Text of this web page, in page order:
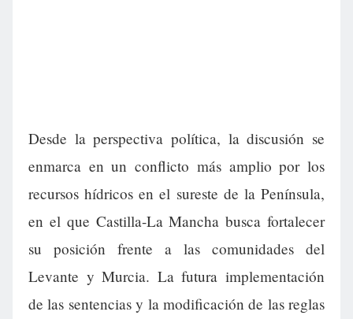
Desde la perspectiva política, la discusión se
enmarca en un conflicto más amplio por los
recursos hídricos en el sureste de la Península,
en el que Castilla-La Mancha busca fortalecer
su posición frente a las comunidades del
Levante y Murcia. La futura implementación
de las sentencias y la modificación de las reglas